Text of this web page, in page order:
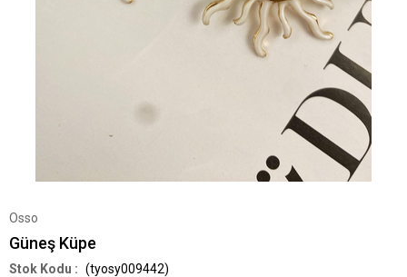
Osso
Güneş Küpe
(tyosy009442)